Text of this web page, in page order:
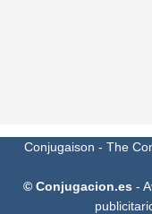
Conjugaison - The
© Conjugacion.es -